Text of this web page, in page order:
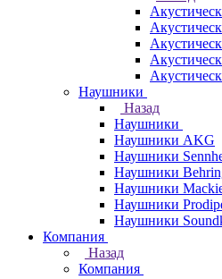
Наушники
Назад
Наушники
Наушники AKG
Наушники
Наушники
Наушники
Наушники
Наушники
Компания
Назад
Компания